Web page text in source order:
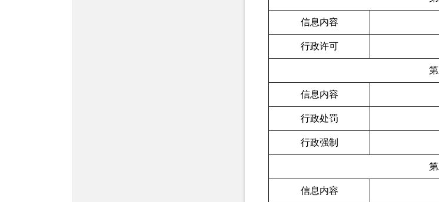
信息内容
行政许可
信息内容
行政处罚
行政强制
信息内容